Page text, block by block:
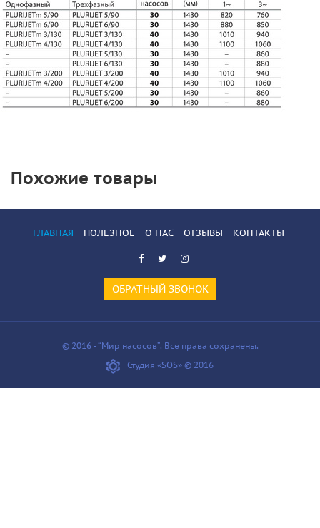
Похожие товары
ГЛАВНАЯ ПОЛЕЗНОЕ О НАС ОТЗЫВЫ КОНТАКТЫ
ОБРАТНЫЙ ЗВОНОК
© 2016 - “Мир насосов”. Все права сохранены.
Студия «SOS» © 2016